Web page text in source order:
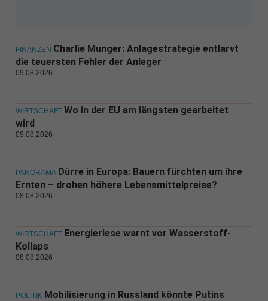
FINANZEN Charlie Munger: Anlagestrategie entlarvt
die teuersten Fehler der Anleger
09.08.2026
WIRTSCHAFT Wo in der EU am längsten gearbeitet
wird
09.08.2026
PANORAMA Dürre in Europa: Bauern fürchten um ihre
Ernten – drohen höhere Lebensmittelpreise?
08.08.2026
WIRTSCHAFT Energieriese warnt vor Wasserstoff-
Kollaps
08.08.2026
POLITIK Mobilisierung in Russland könnte Putins